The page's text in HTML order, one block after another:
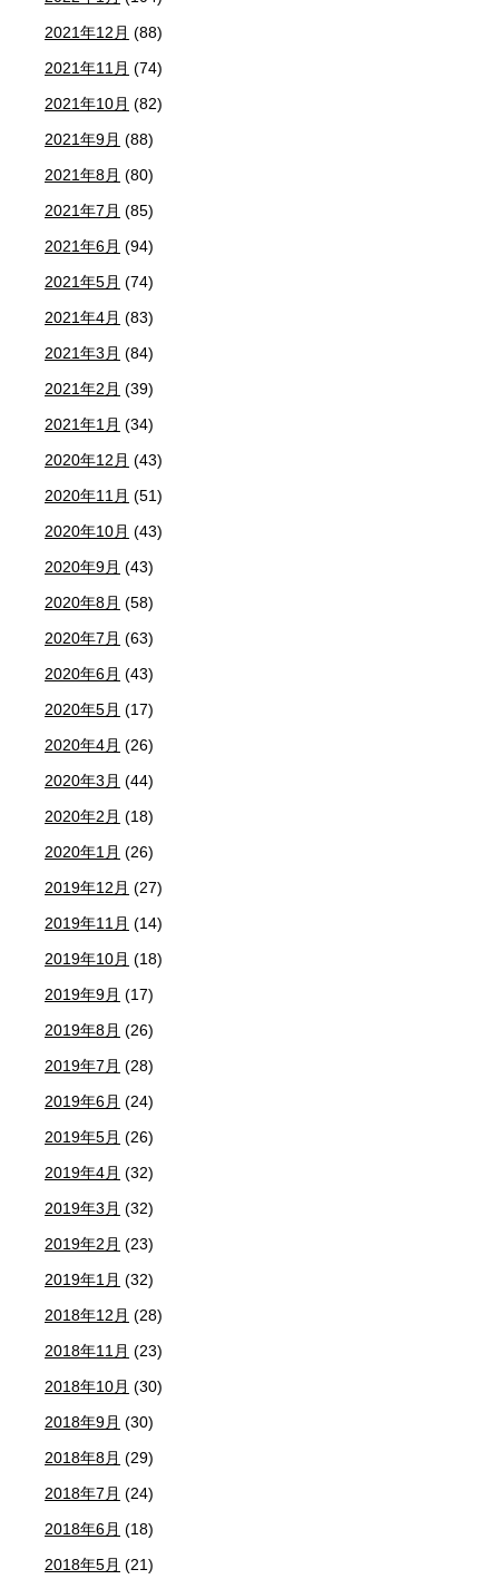
2021年12月 (88)
2021年11月 (74)
2021年10月 (82)
2021年9月 (88)
2021年8月 (80)
2021年7月 (85)
2021年6月 (94)
2021年5月 (74)
2021年4月 (83)
2021年3月 (84)
2021年2月 (39)
2021年1月 (34)
2020年12月 (43)
2020年11月 (51)
2020年10月 (43)
2020年9月 (43)
2020年8月 (58)
2020年7月 (63)
2020年6月 (43)
2020年5月 (17)
2020年4月 (26)
2020年3月 (44)
2020年2月 (18)
2020年1月 (26)
2019年12月 (27)
2019年11月 (14)
2019年10月 (18)
2019年9月 (17)
2019年8月 (26)
2019年7月 (28)
2019年6月 (24)
2019年5月 (26)
2019年4月 (32)
2019年3月 (32)
2019年2月 (23)
2019年1月 (32)
2018年12月 (28)
2018年11月 (23)
2018年10月 (30)
2018年9月 (30)
2018年8月 (29)
2018年7月 (24)
2018年6月 (18)
2018年5月 (21)